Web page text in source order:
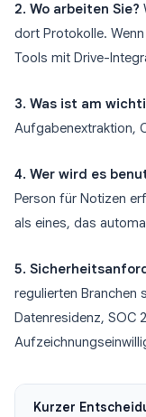
2. Wo arbeiten Sie?
dort Protokolle.
Tools mit Drive-
3. Was ist am
Aufgabenextraktion,
4. Wer wird es
Person für Notizen
als eines, das
5.
regulierten Branchen
Datenresidenz, SOC
Kurzer